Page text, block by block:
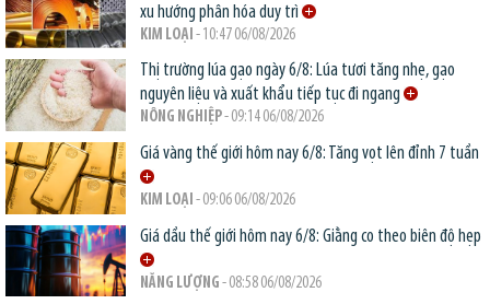
xu hướng phân hóa duy trì
KIM LOẠI - 10:47 06/08/2026
Thị trường lúa gạo ngày 6/8: Lúa tươi tăng nhẹ, gạo
nguyên liệu và xuất khẩu tiếp tục đi ngang
NÔNG NGHIỆP- 09:14 06/08/2026
Giá vàng thế giới hôm nay 6/8: Tăng vọt lên đỉnh 7 tuần
KIM LOẠI - 09:06 06/08/2026
Giá dầu thế giới hôm nay 6/8: Giằng co theo biên độ hẹp
NĂNG LƯỢNG - 08:58 06/08/2026